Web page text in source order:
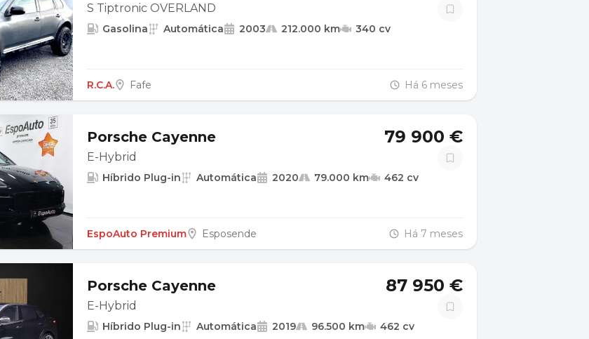
S Tiptronic OVERLAND
Gasolina Automática 2003 212.000 km 340 cv
R.C.A. Fafe Há 6 meses
Porsche Cayenne
E-Hybrid
79 900 €
Híbrido Plug-in Automática 2020 79.000 km 462 cv
EspoAuto Premium Esposende Há 7 meses
Porsche Cayenne
E-Hybrid
87 950 €
Híbrido Plug-in Automática 2019 96.500 km 462 cv